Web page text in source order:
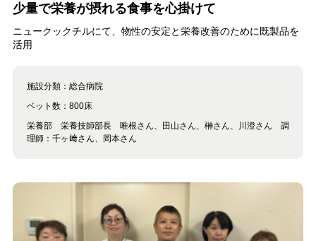
少量で栄養が摂れる食事を心掛けて
ニュークックチルにて、物性の安定と栄養改善のために既製品を
活用
施設分類： 総合病院
ベット数： 800床
栄養部 栄養技師部長 唯根さん、田山さん、榊さん、川澄さん 調
理師：千ヶ﨑さん、岡本さん